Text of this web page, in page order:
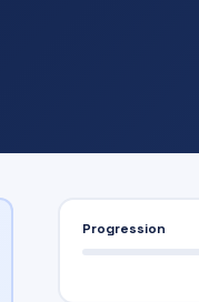
Progression